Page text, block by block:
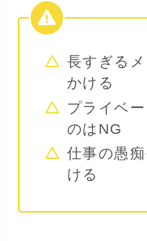
長すぎる
かける
プライベ
のはNG
仕事の愚
ける